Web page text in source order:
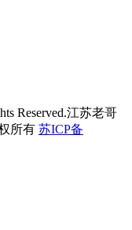
Reserved.江苏老哥
所有 苏ICP备